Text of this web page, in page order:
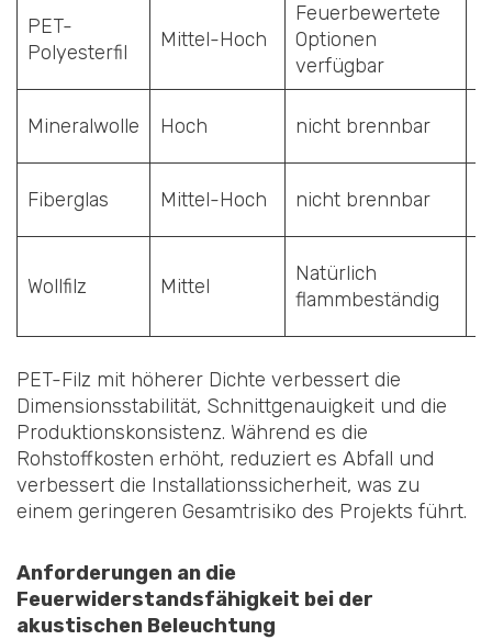
PET-
Polyesterfil
Mittel-Hoch
Feuerbewertete
Optionen
verfügbar
Mineralwolle Hoch nicht brennbar
Fiberglas Mittel-Hoch nicht brennbar
Wollfilz Mittel
Natürlich
flammbeständig
PET-Filz mit höherer Dichte verbessert die
Dimensionsstabilität, Schnittgenauigkeit und die
Produktionskonsistenz. Während es die
Rohstoffkosten erhöht, reduziert es Abfall und
verbessert die Installationssicherheit, was zu
einem geringeren Gesamtrisiko des Projekts führt.
Anforderungen an die
Feuerwiderstandsfähigkeit bei der
akustischen Beleuchtung